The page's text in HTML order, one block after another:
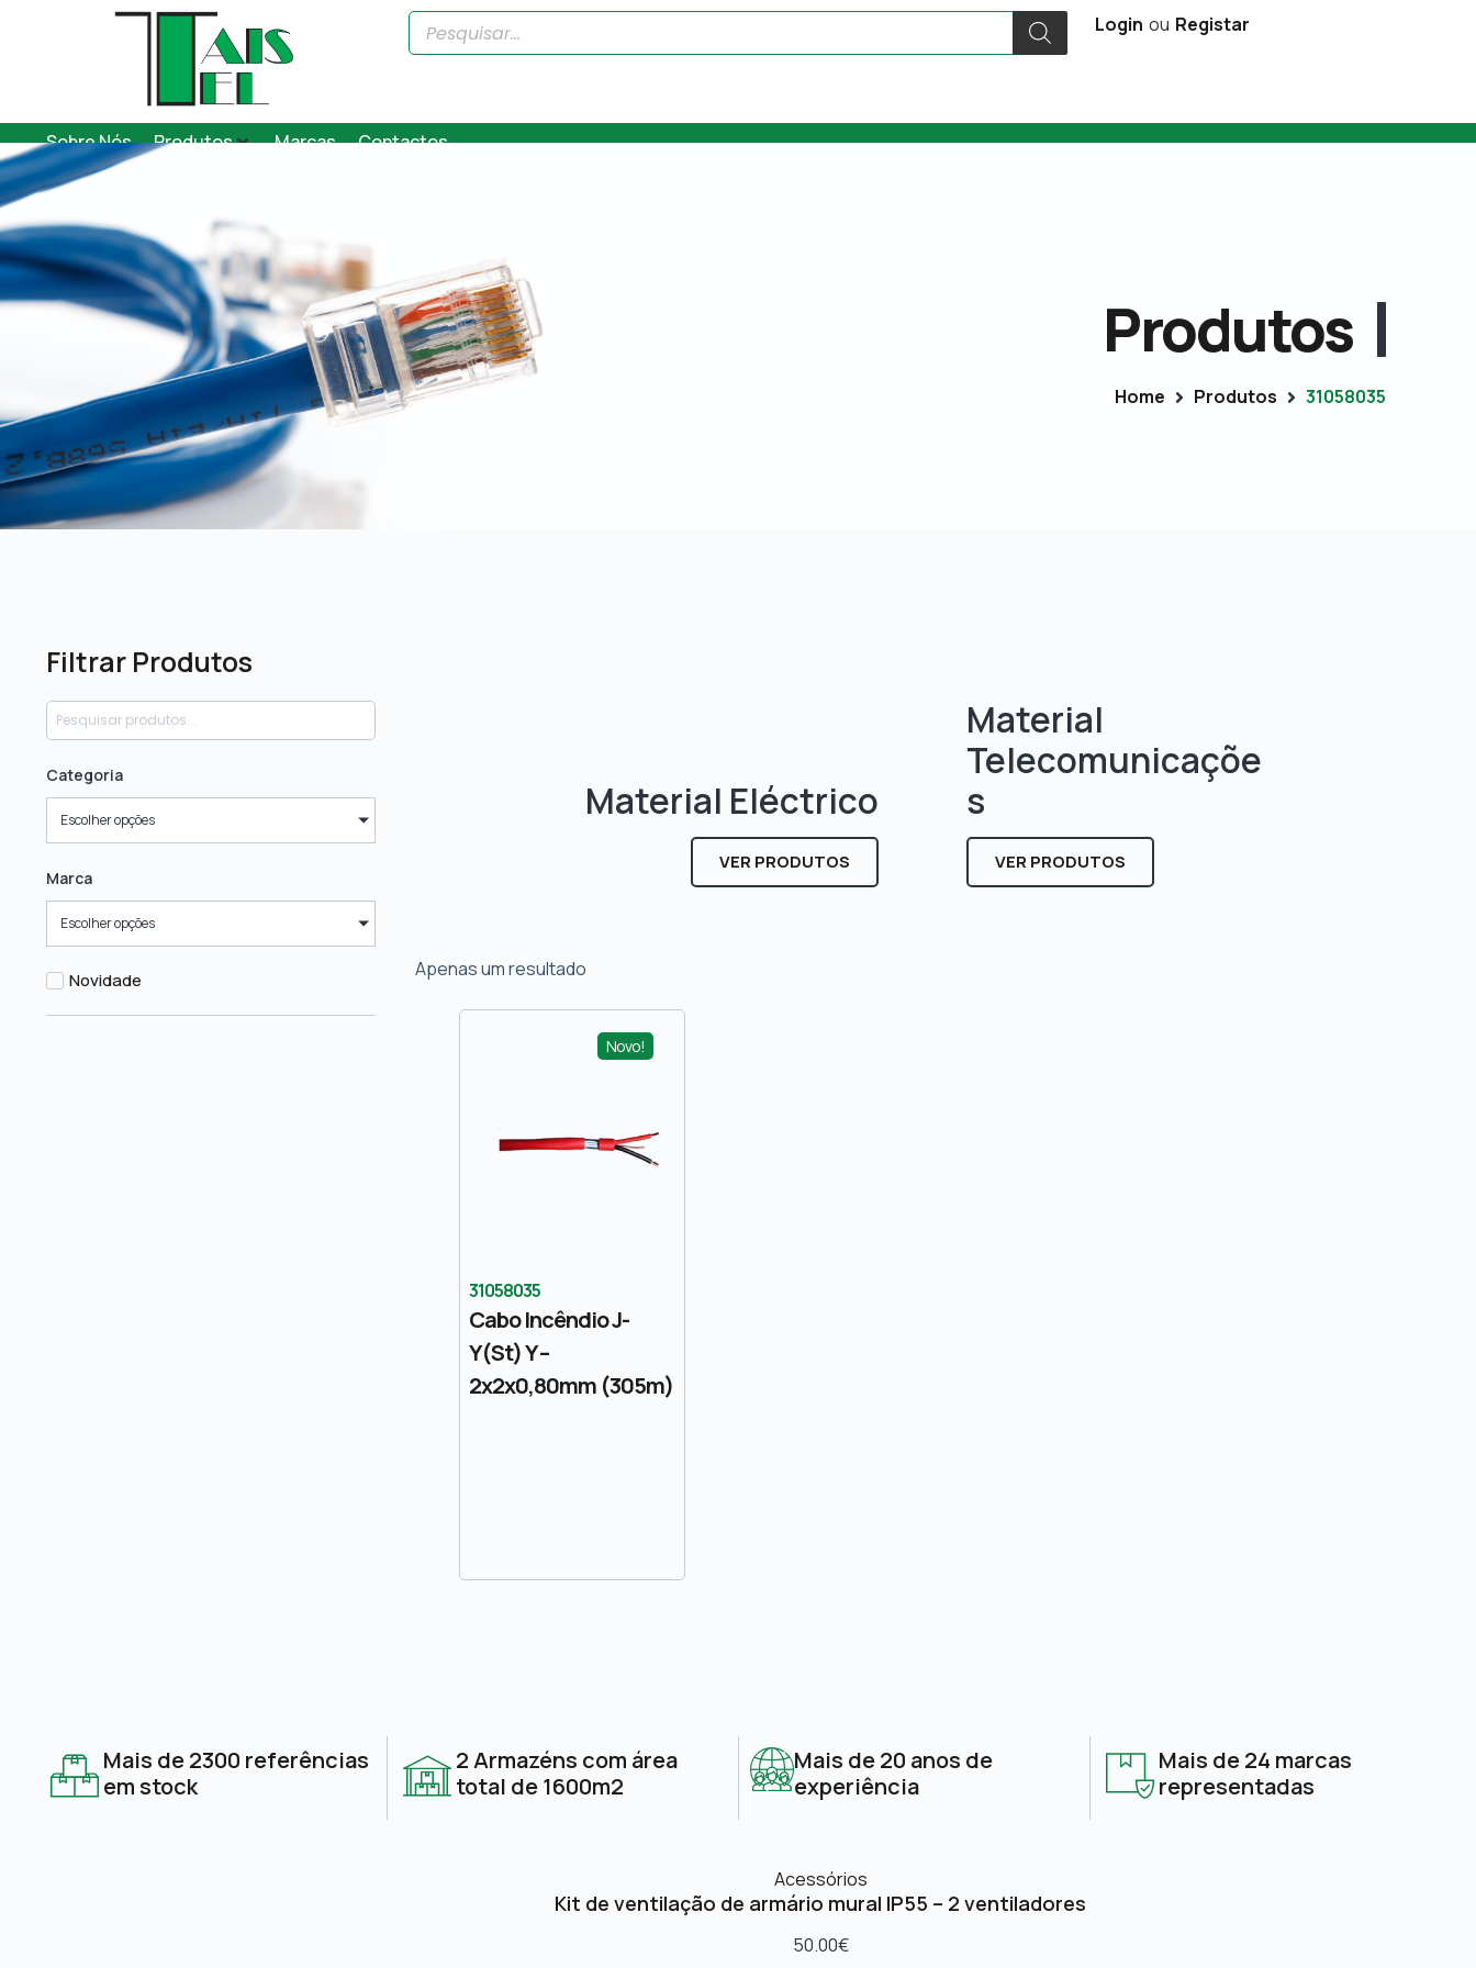
Login ou Registar
Sobre Nós Produtos Marcas Contactos
Produtos
Home Produtos 31058035
Filtrar Produtos
Categoria
Escolher opções
Marca
Escolher opções
Novidade
Material Eléctrico
VER PRODUTOS
Material
Telecomunicaçõe
s
VER PRODUTOS
Apenas um resultado
Novo!
31058035
Cabo Incêndio J-
Y(St) Y –
2x2x0,80mm (305m)
Mais de 2300 referências
em stock
2 Armazéns com área
total de 1600m2
Mais de 20 anos de
experiência
Mais de 24 marcas
representadas
Acessórios
Kit de ventilação de armário mural IP55 – 2 ventiladores
50.00€